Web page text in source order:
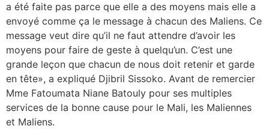
a été faite pas parce que elle a des moyens mais elle a
envoyé comme ça le message à chacun des Maliens. Ce
message veut dire qu’il ne faut attendre d’avoir les
moyens pour faire de geste à quelqu’un. C’est une
grande leçon que chacun de nous doit retenir et garde
en tête», a expliqué Djibril Sissoko. Avant de remercier
Mme Fatoumata Niane Batouly pour ses multiples
services de la bonne cause pour le Mali, les Maliennes
et Maliens.